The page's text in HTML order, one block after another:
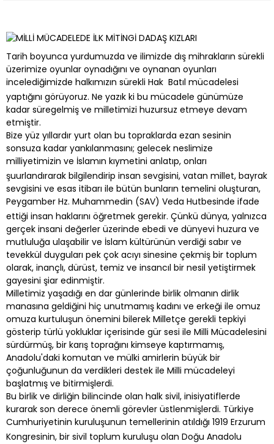
Tarih boyunca yurdumuzda ve ilimizde dış mihrakların sürekli
üzerimize oyunlar oynadığını ve oynanan oyunları
incelediğimizde halkımızın sürekli Hak  Batıl mücadelesi
yaptığını görüyoruz. Ne yazık ki bu mücadele günümüze
kadar süregelmiş ve milletimizi huzursuz etmeye devam
etmiştir.
Bize yüz yıllardır yurt olan bu topraklarda ezan sesinin
sonsuza kadar yankılanmasını; gelecek neslimize
milliyetimizin ve İslamın kıymetini anlatıp, onları
şuurlandırarak bilgilendirip insan sevgisini, vatan millet, bayrak
sevgisini ve esas itibarı ile bütün bunların temelini oluşturan,
Peygamber Hz. Muhammedin (SAV) Veda Hutbesinde ifade
ettiği insan haklarını öğretmek gerekir. Çünkü dünya, yalnızca
gerçek insani değerler üzerinde ebedi ve dünyevi huzura ve
mutluluğa ulaşabilir ve İslam kültürünün verdiği sabır ve
tevekkül duyguları pek çok acıyı sinesine çekmiş bir toplum
olarak, inançlı, dürüst, temiz ve insancıl bir nesil yetiştirmek
gayesini şiar edinmiştir.
Milletimiz yaşadığı en dar günlerinde birlik olmanın dirlik
manasına geldiğini hiç unutmamış kadını ve erkeği ile omuz
omuza kurtuluşun önemini bilerek Milletçe gerekli tepkiyi
gösterip türlü yokluklar içerisinde gür sesi ile Milli Mücadelesini
sürdürmüş, bir karış toprağını kimseye kaptırmamış,
Anadolu'daki komutan ve mülki amirlerin büyük bir
çoğunluğunun da verdikleri destek ile Milli mücadeleyi
başlatmış ve bitirmişlerdi.
Bu birlik ve dirliğin bilincinde olan halk sivil, inisiyatiflerde
kurarak son derece önemli görevler üstlenmişlerdi. Türkiye
Cumhuriyetinin kuruluşunun temellerinin atıldığı 1919 Erzurum
Kongresinin, bir sivil toplum kuruluşu olan Doğu Anadolu